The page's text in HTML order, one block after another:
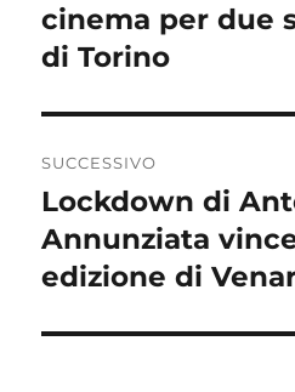
cinema per due
di Torino
SUCCESSIVO
Articolo
successivo:
Lockdown di
Annunziata
edizione di